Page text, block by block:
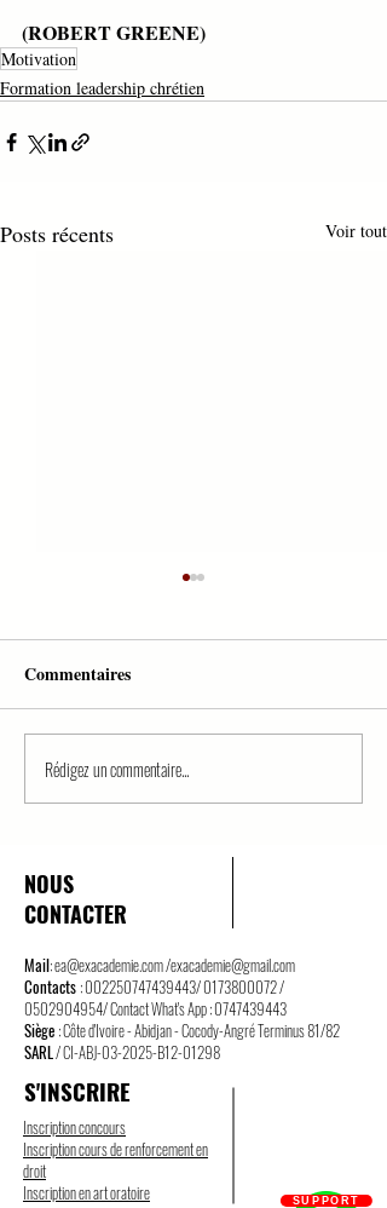
(ROBERT GREENE)
Motivation
Formation leadership chrétien
Posts récents Voir tout
LA POSTURE DE CEUX
QUI N’ONT PAS
DEVELOPPEMENT
PERSONNEL
Commentaires
Rédigez un commentaire...
NOUS
CONTACTER
Mail:ea@exacademie.com/exacademie@gmail.com
Contacts :002250747439443/0173800072/
0502904954/ Contact What's App :0747439443
Siège : Côte d'Ivoire - Abidjan - Cocody-Angré Terminus 81/82
SARL/ CI-ABJ-03-2025-B12-01298
S'INSCRIRE
Inscription concours
Inscription cours de renforcement en
droit
Inscription en art oratoire
SUPPORT